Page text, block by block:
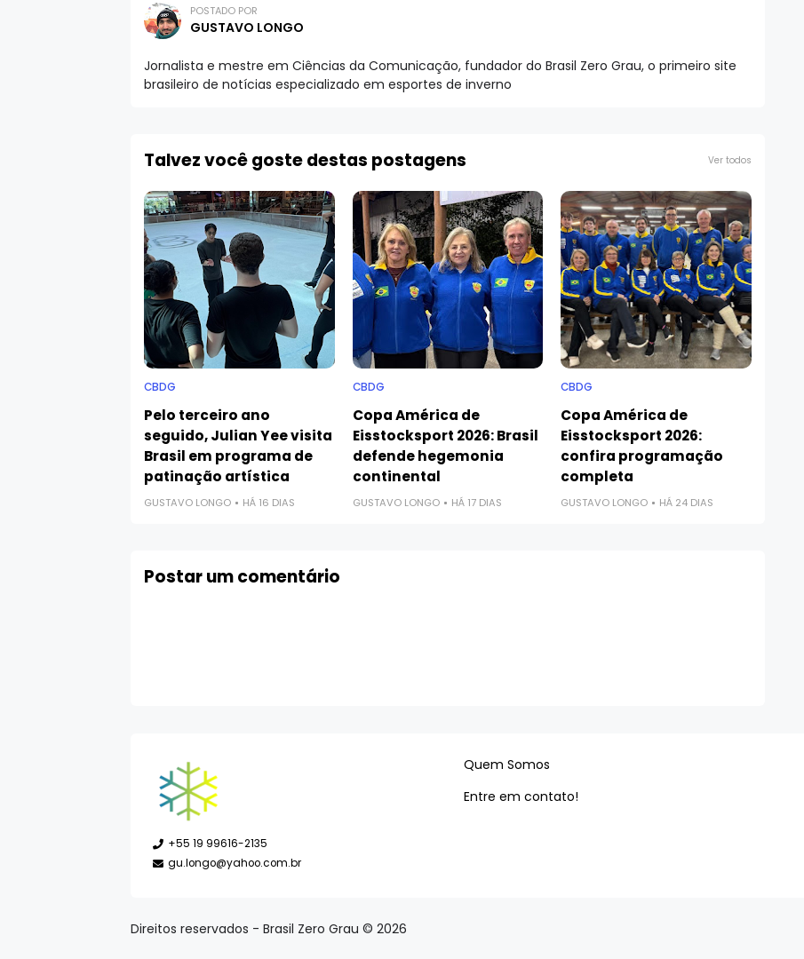
POSTADO POR
GUSTAVO LONGO
Jornalista e mestre em Ciências da Comunicação, fundador do Brasil Zero Grau, o primeiro site
brasileiro de notícias especializado em esportes de inverno
Talvez você goste destas postagens Ver todos
CBDG
Pelo terceiro ano
seguido, Julian Yee visita
Brasil em programa de
patinação artística
GUSTAVO LONGO HÁ 16 DIAS
CBDG
Copa América de
Eisstocksport 2026: Brasil
defende hegemonia
continental
GUSTAVO LONGO HÁ 17 DIAS
CBDG
Copa América de
Eisstocksport 2026:
confira programação
completa
GUSTAVO LONGO HÁ 24 DIAS
Postar um comentário
+55 19 99616-2135
gu.longo@yahoo.com.br
Quem Somos
Entre em contato!
Direitos reservados - Brasil Zero Grau © 2026